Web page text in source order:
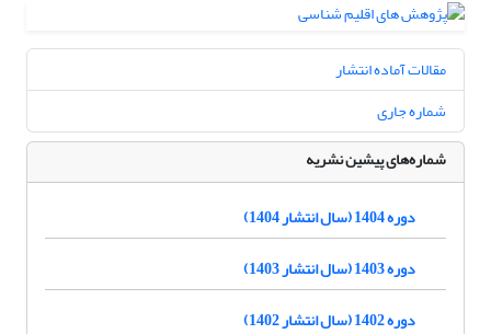
مقالات آماده انتشار
شماره جاری
شماره‌های پیشین نشریه
دوره 1404 (سال انتشار 1404)
دوره 1403 (سال انتشار 1403)
دوره 1402 (سال انتشار 1402)